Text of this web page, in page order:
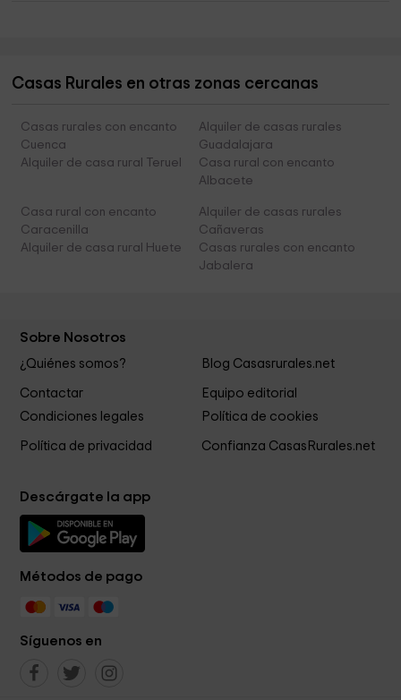
Casas Rurales en otras zonas cercanas
Casas rurales con encanto
Cuenca
Alquiler de casas rurales
Guadalajara
Alquiler de casa rural Teruel
Casa rural con encanto
Albacete
Casa rural con encanto
Caracenilla
Alquiler de casas rurales
Cañaveras
Alquiler de casa rural Huete
Casas rurales con encanto
Jabalera
Sobre Nosotros
¿Quiénes somos? Blog Casasrurales.net
Contactar
Equipo editorial
Condiciones legales
Política de cookies
Política de privacidad Confianza CasasRurales.net
Descárgate la app
Métodos de pago
Síguenos en